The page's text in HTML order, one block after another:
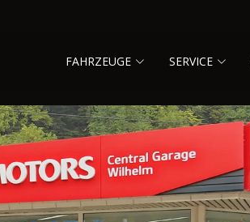
FAHRZEUGE SERVICE